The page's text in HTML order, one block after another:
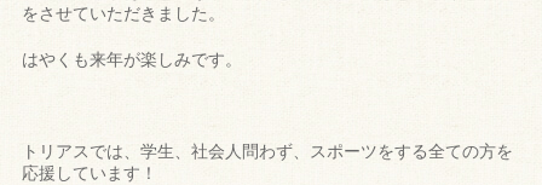
をさせていただきました。
はやくも来年が楽しみです。
トリアスでは、学生、社会人問わず、スポーツをする全ての方を
応援しています！